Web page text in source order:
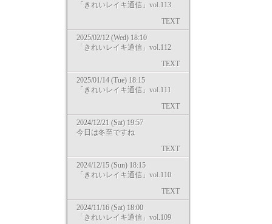
「きれいレイキ通信」vol.113
TEXT
2025/02/12 (Wed) 18:10
「きれいレイキ通信」vol.112
TEXT
2025/01/14 (Tue) 18:15
「きれいレイキ通信」vol.111
TEXT
2024/12/21 (Sat) 19:57
今日は冬至ですね
TEXT
2024/12/15 (Sun) 18:15
「きれいレイキ通信」vol.110
TEXT
2024/11/16 (Sat) 18:00
「きれいレイキ通信」vol.109